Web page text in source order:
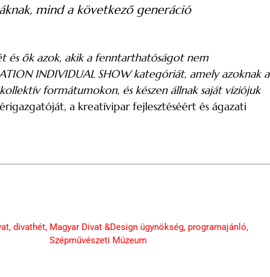
mind a következő generáció
és ők azok, akik a fenntarthatóságot nem
INDIVIDUAL SHOW kategóriát, amely azoknak a
formátumokon, és készen állnak saját víziójuk
a kreatívipar fejlesztéséért és ágazati
, divathét, Magyar Divat &Design ügynökség, programajánló,
Szépművészeti Múzeum